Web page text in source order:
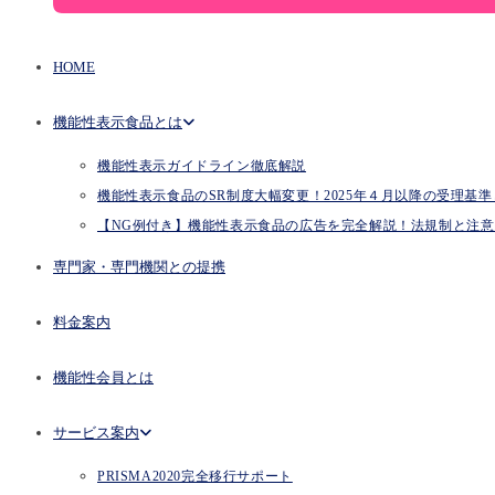
HOME
機能性表示食品とは
機能性表示ガイドライン徹底解説
機能性表示食品のSR制度大幅変更！2025年４月以降の受理基
【NG例付き】機能性表示食品の広告を完全解説！法規制と注意
専門家・専門機関との提携
料金案内
機能性会員とは
サービス案内
PRISMA2020完全移行サポート